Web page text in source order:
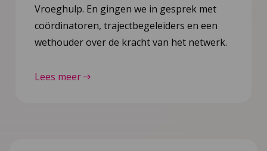
Vroeghulp. En gingen we in gesprek met
coördinatoren, trajectbegeleiders en een
wethouder over de kracht van het netwerk.
Lees meer